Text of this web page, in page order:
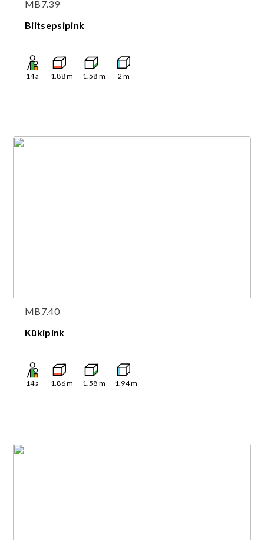
MB7.39
Biitsepsipink
14a 1.88m 1.58 m 2 m
MB7.40
Kükipink
14a 1.86m 1.58 m 1.94m